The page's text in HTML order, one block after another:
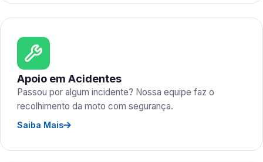
Apoio em Acidentes
Passou por algum incidente? Nossa equipe faz o
recolhimento da moto com segurança.
Saiba Mais